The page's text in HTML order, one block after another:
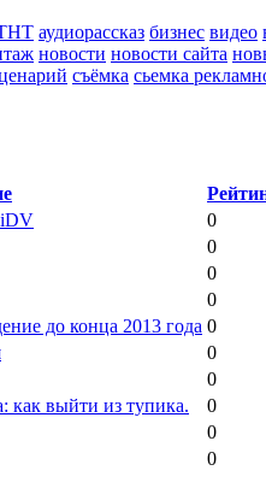
аудиорассказ бизнес видео
новости новости сайта
съёмка сьемка
0
0
0
0
до конца 2013 года 0
0
0
как выйти из тупика.
0
0
0